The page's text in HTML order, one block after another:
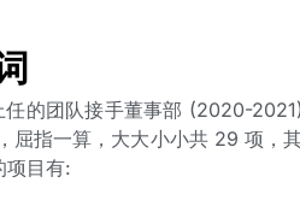
的团队接手董事部 (2020-
屈指一算，大大小小共 29 项，
项目有: